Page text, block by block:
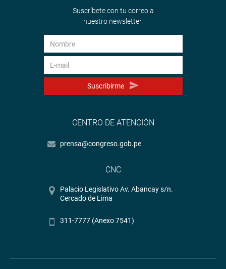
Suscríbete con tu correo a
nuestro newsletter.
Suscribirme
CENTRO DE ATENCIÓN
prensa@congreso.gob.pe
CNC
Palacio Legislativo Av. Abancay s/n.
Cercado de Lima
311-7777 (Anexo 7541)